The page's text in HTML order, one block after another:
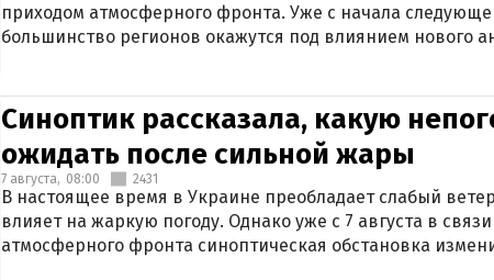
приходом атмосферного фронта. Уже с начала
большинство регионов окажутся под влиянием нового
Синоптик рассказала, какую
ожидать после сильной жары
7 августа, 08:00 2431
В настоящее время в Украине преобладает слабый
влияет на жаркую погоду. Однако уже с 7 августа в
атмосферного фронта синоптическая обстановка